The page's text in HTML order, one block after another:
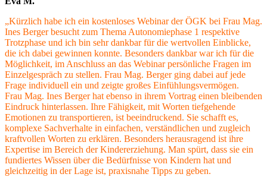
„Kürzlich habe ich ein kostenloses Webinar der ÖGK bei Frau Mag.
Ines Berger besucht zum Thema Autonomiephase 1 respektive
Trotzphase und ich bin sehr dankbar für die wertvollen Einblicke,
die ich dabei gewinnen konnte. Besonders dankbar war ich für die
Möglichkeit, im Anschluss an das Webinar persönliche Fragen im
Einzelgespräch zu stellen. Frau Mag. Berger ging dabei auf jede
Frage individuell ein und zeigte großes Einfühlungsvermögen.
Frau Mag. Ines Berger hat ebenso in ihrem Vortrag einen bleibenden
Eindruck hinterlassen. Ihre Fähigkeit, mit Worten tiefgehende
Emotionen zu transportieren, ist beeindruckend. Sie schafft es,
komplexe Sachverhalte in einfachen, verständlichen und zugleich
kraftvollen Worten zu erklären. Besonders herausragend ist ihre
Expertise im Bereich der Kindererziehung. Man spürt, dass sie ein
fundiertes Wissen über die Bedürfnisse von Kindern hat und
gleichzeitig in der Lage ist, praxisnahe Tipps zu geben.